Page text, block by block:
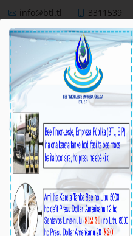
info@btl.tl 3311539
BTL,E.P
NEWS